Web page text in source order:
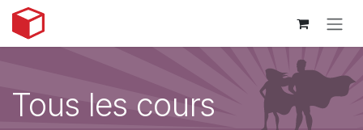
Se rendre au contenu
Tous les cours